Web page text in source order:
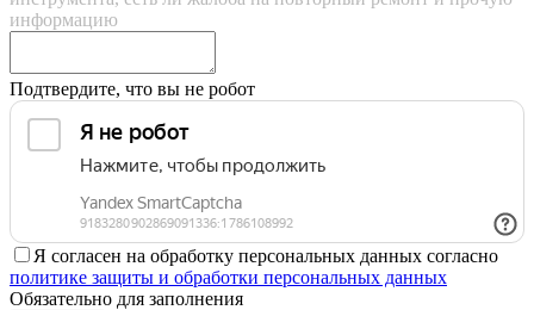
информацию
Подтвердите, что вы не робот
Я согласен на обработку персональных данных согласно
политике защиты и обработки персональных данных
Обязательно для заполнения